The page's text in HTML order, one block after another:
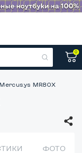
0
MR80X
ФОТО